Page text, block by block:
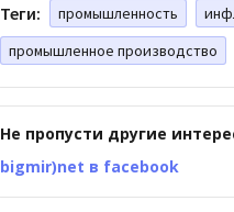
Теги: промышленность
промышленное производство
Не пропусти другие
bigmir)net в facebook